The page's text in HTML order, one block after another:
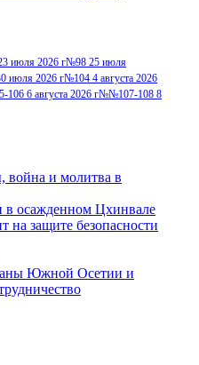
9 августа 2012
г(9) №96+97 3
30 июля
июля 2015 г
г
5 июля 2014 г(10)
№98+99 11 июля
№99 4 августа
2014 г
июля 2026 г№98 25 июля
июля 2026 г№104 4 августа 2026
6 августа 2026 г№№107-108 8
война и молитва в
в осажденном Цхинвале
на защите безопасности
Южной Осетии и